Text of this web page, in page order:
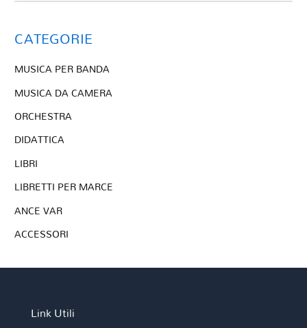
CATEGORIE
MUSICA PER BANDA
MUSICA DA CAMERA
ORCHESTRA
DIDATTICA
LIBRI
LIBRETTI PER MARCE
ANCE VAR
ACCESSORI
Link Utili